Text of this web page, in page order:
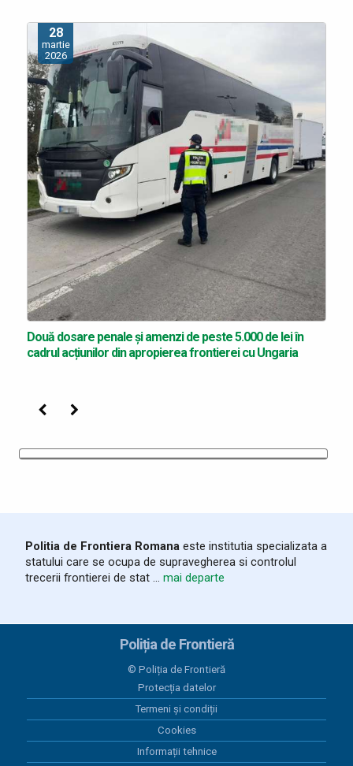
28
martie
2026
Două dosare penale și amenzi de peste 5.000 de lei în
cadrul acțiunilor din apropierea frontierei cu Ungaria
Precedenta
Politia de Frontiera Romana este institutia specializata a
statului care se ocupa de supravegherea si controlul
trecerii frontierei de stat ... mai departe
Poliția de Frontieră
© Poliția de Frontieră
Protecția datelor
Termeni și condiții
Cookies
Informații tehnice